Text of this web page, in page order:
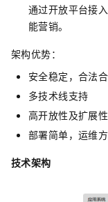
通过开放平台接
能营销。
架构优势：
安全稳定，合法
多技术线支持
高开放性及扩展性
部署简单，运维
技术架构